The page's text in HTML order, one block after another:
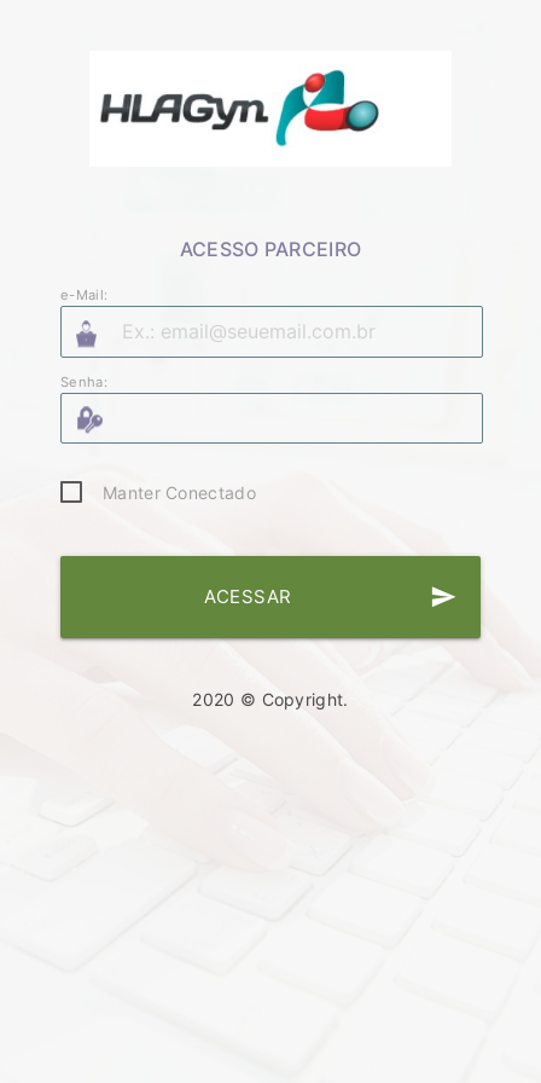
ACESSO PARCEIRO
e-Mail:
Senha:
Manter Conectado
ACESSAR send
2020 © Copyright.